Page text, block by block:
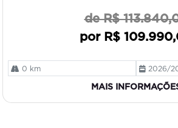
de R$
por R$
0 km 2026/
MAIS